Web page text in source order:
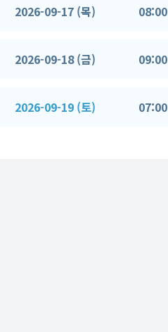
2026-09-17 (목) 08:00
2026-09-18 (금) 09:00
2026-09-19 (토) 07:00